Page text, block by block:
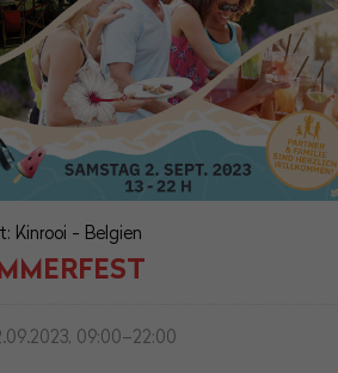
Kinrooi - Belgien
09:00–22:00